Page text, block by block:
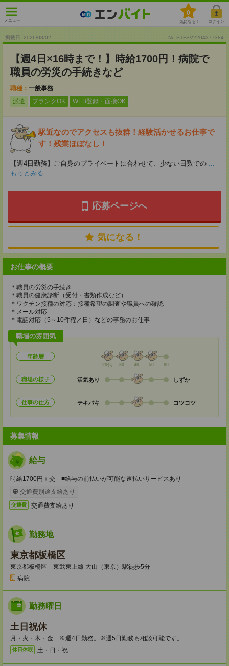
メニュー
0
気になる！ ログイン
掲載日 :2026/08/02 No.STFSV2204377384
【週4日×16時まで！】時給1700円！病院で
職員の労災の手続きなど
職種： 一般事務
派遣
ブランクOK WEB登録・面接OK
駅近なのでアクセスも抜群！経験活かせるお仕事で
す！残業ほぼなし！
【週4日勤務】ご自身のプライベートに合わせて、少ない日数での ...
もっとみる
応募ページへ
気になる！
お仕事の概要
＊職員の労災の手続き
＊職員の健康診断（受付・書類作成など）
＊ワクチン接種の対応：接種希望の調査や職員への確認
＊メール対応
＊電話対応（5～10件程／日）などの事務のお仕事
職場の雰囲気
年齢層
20代 30 40 50 60
職場の様子 活気あり しずか
仕事の仕方 テキパキ コツコツ
募集情報
給与
時給1700円＋交 ■給与の前払いが可能な速払いサービスあり
交通費別途支給あり
交通費 交通費支給あり
勤務地
東京都板橋区
東京都板橋区 東武東上線 大山（東京）駅徒歩5分
病院
勤務曜日
土日祝休
月・火・木・金 ※週4日勤務。※週5日勤務も相談可能です。
休日休暇 土・日・祝